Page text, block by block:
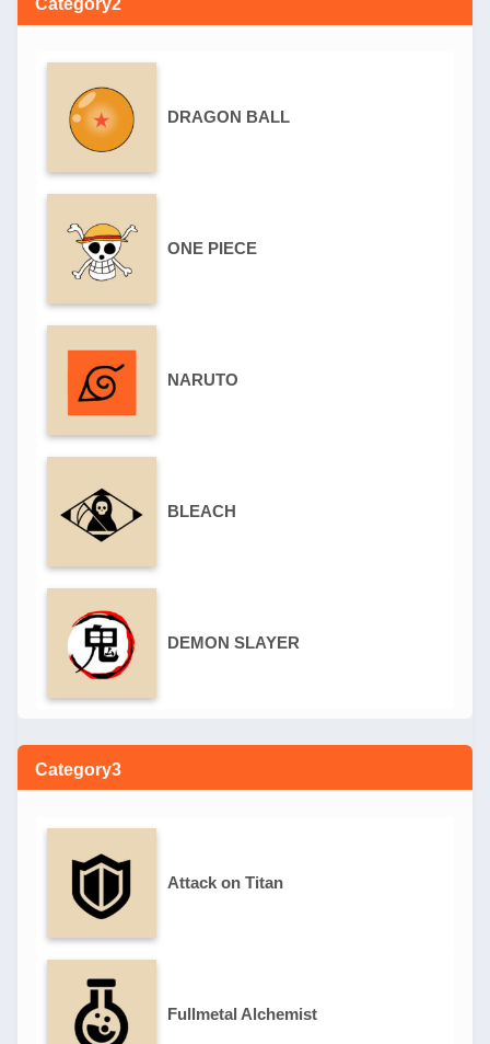
DRAGON BALL
ONE PIECE
NARUTO
BLEACH
DEMON SLAYER
Category3
Attack on Titan
Fullmetal Alchemist